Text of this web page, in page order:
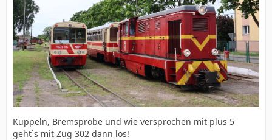
Kuppeln, Bremsprobe und wie versprochen mit plus 5
geht`s mit Zug 302 dann los!